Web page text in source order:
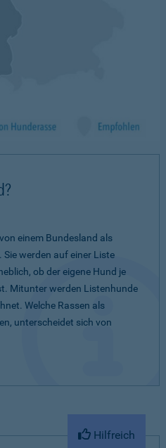
einem Bundesland als
werden auf einer Liste
ob der eigene Hund je
Mitunter werden Listenhunde
Welche Rassen als
unterscheidet sich von
Hilfreich